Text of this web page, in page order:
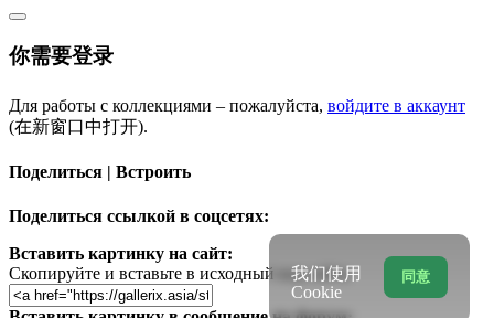
你需要登录
Для работы с коллекциями – пожалуйста, войдите в аккаунт
(在新窗口中打开).
Поделиться | Встроить
Поделиться ссылкой в соцсетях:
Вставить картинку на сайт:
Скопируйте и вставьте в исходный код сайта
同意
我们使用
Cookie